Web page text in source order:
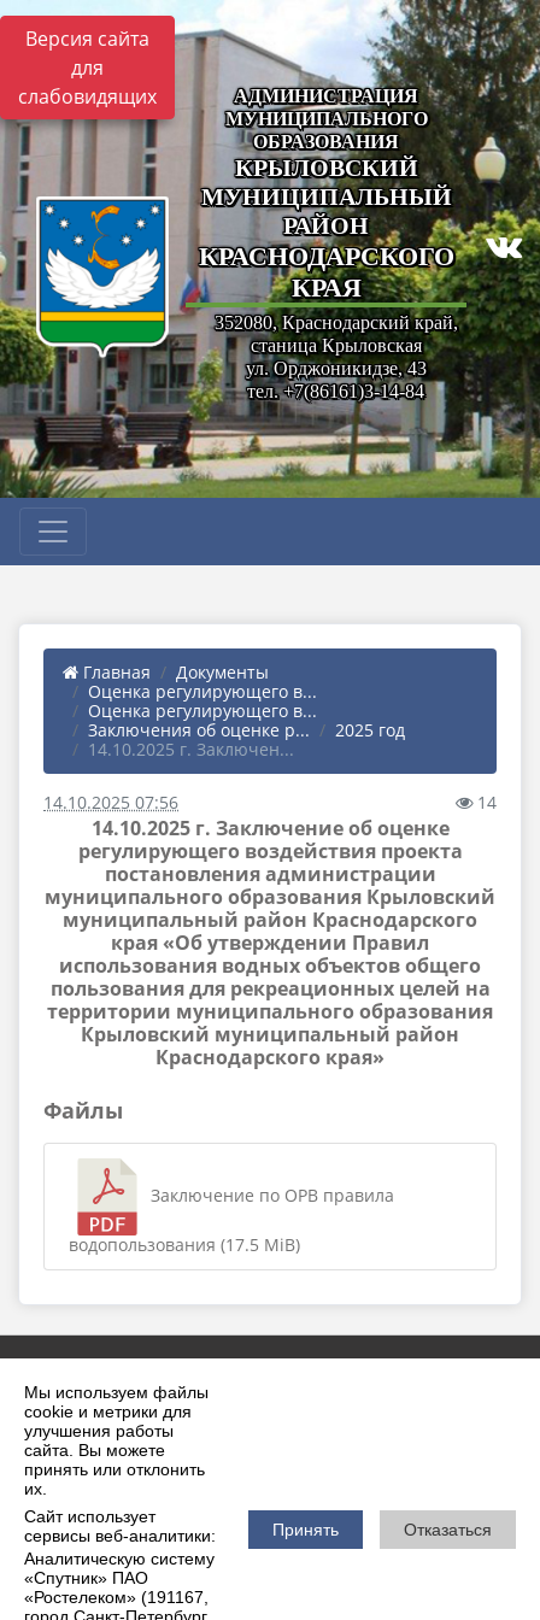
Мы используем файлы
cookie и метрики для
улучшения работы
сайта. Вы можете
принять или отклонить
их.
Сайт использует
сервисы веб-аналитики:
Аналитическую систему
«Спутник» ПАО
«Ростелеком» (191167,
Принять Отказаться
Версия сайта
для
слабовидящих
АДМИНИСТРАЦИЯ
МУНИЦИПАЛЬНОГО
ОБРАЗОВАНИЯ
КРЫЛОВСКИЙ
МУНИЦИПАЛЬНЫЙ
РАЙОН
КРАСНОДАРСКОГО
КРАЯ
352080, Краснодарский край,
станица Крыловская
ул. Орджоникидзе, 43
тел. +7(86161)3-14-84
Главная
Документы
Оценка регулирующего в...
Оценка регулирующего в...
Заключения об оценке р...
2025 год
14.10.2025 г. Заключен...
14.10.2025 07:56 14
14.10.2025 г. Заключение об оценке
регулирующего воздействия проекта
постановления администрации
муниципального образования Крыловский
муниципальный район Краснодарского
края «Об утверждении Правил
использования водных объектов общего
пользования для рекреационных целей на
территории муниципального образования
Крыловский муниципальный район
Краснодарского края»
Файлы
Заключение по ОРВ правила
водопользования (17.5 MiB)
2026 г. krilovskaya.ru
Вход
Карта сайта
Политика обработки персональных данных
Сделано на KubCMS
Разработка и поддержка